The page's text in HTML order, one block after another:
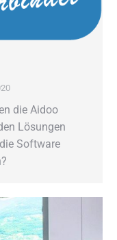
die Aidoo
Lösungen
Software